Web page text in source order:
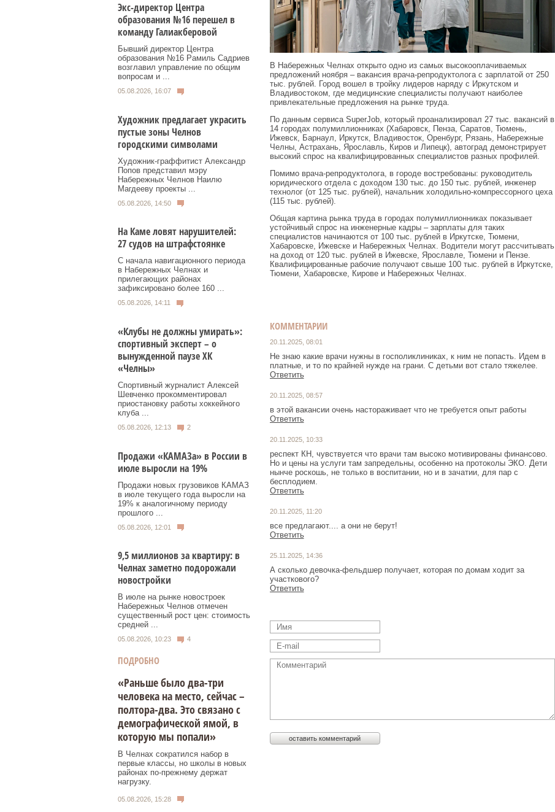
Экс-директор Центра
образования №16 перешел в
команду Галиакберовой
Бывший директор Центра
образования №16 Рамиль Садриев
возглавил управление по общим
вопросам и ...
05.08.2026, 16:07
Художник предлагает украсить
пустые зоны Челнов
городскими символами
Художник‑граффитист Александр
Попов представил мэру
Набережных Челнов Наилю
Магдееву проекты ...
05.08.2026, 14:50
На Каме ловят нарушителей:
27 судов на штрафстоянке
С начала навигационного периода
в Набережных Челнах и
прилегающих районах
зафиксировано более 160 ...
05.08.2026, 14:11
«Клубы не должны умирать»:
спортивный эксперт – о
вынужденной паузе ХК
«Челны»
Спортивный журналист Алексей
Шевченко прокомментировал
приостановку работы хоккейного
клуба ...
05.08.2026, 12:13 2
Продажи «КАМАЗа» в России в
июле выросли на 19%
Продажи новых грузовиков КАМАЗ
в июле текущего года выросли на
19% к аналогичному периоду
прошлого ...
05.08.2026, 12:01
9,5 миллионов за квартиру: в
Челнах заметно подорожали
новостройки
В июле на рынке новостроек
Набережных Челнов отмечен
существенный рост цен: стоимость
средней ...
05.08.2026, 10:23 4
ПОДРОБНО
«Раньше было два-три
человека на место, сейчас –
полтора-два. Это связано с
демографической ямой, в
которую мы попали»
В Челнах сократился набор в
первые классы, но школы в новых
районах по-прежнему держат
нагрузку.
05.08.2026, 15:28
В Набережных Челнах открыто одно из самых высокооплачиваемых
предложений ноября – вакансия врача-репродуктолога с зарплатой от 250
тыс. рублей. Город вошел в тройку лидеров наряду с Иркутском и
Владивостоком, где медицинские специалисты получают наиболее
привлекательные предложения на рынке труда.
По данным сервиса SuperJob, который проанализировал 27 тыс. вакансий в
14 городах полумиллионниках (Хабаровск, Пенза, Саратов, Тюмень,
Ижевск, Барнаул, Иркутск, Владивосток, Оренбург, Рязань, Набережные
Челны, Астрахань, Ярославль, Киров и Липецк), автоград демонстрирует
высокий спрос на квалифицированных специалистов разных профилей.
Помимо врача-репродуктолога, в городе востребованы: руководитель
юридического отдела с доходом 130 тыс. до 150 тыс. рублей, инженер
технолог (от 125 тыс. рублей), начальник холодильно-компрессорного цеха
(115 тыс. рублей).
Общая картина рынка труда в городах полумиллионниках показывает
устойчивый спрос на инженерные кадры – зарплаты для таких
специалистов начинаются от 100 тыс. рублей в Иркутске, Тюмени,
Хабаровске, Ижевске и Набережных Челнах. Водители могут рассчитывать
на доход от 120 тыс. рублей в Ижевске, Ярославле, Тюмени и Пензе.
Квалифицированные рабочие получают свыше 100 тыс. рублей в Иркутске,
Тюмени, Хабаровске, Кирове и Набережных Челнах.
КОММЕНТАРИИ
20.11.2025, 08:01
Не знаю какие врачи нужны в госполиклиниках, к ним не попасть. Идем в
платные, и то по крайней нужде на грани. С детьми вот стало тяжелее.
Ответить
20.11.2025, 08:57
в этой вакансии очень настораживает что не требуется опыт работы
Ответить
20.11.2025, 10:33
респект КН, чувствуется что врачи там высоко мотивированы финансово.
Но и цены на услуги там запредельны, особенно на протоколы ЭКО. Дети
нынче роскошь, не только в воспитании, но и в зачатии, для пар с
бесплодием.
Ответить
20.11.2025, 11:20
все предлагают.... а они не берут!
Ответить
25.11.2025, 14:36
А сколько девочка-фельдшер получает, которая по домам ходит за
участкового?
Ответить